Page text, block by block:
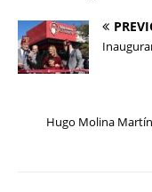
Hugo Molina